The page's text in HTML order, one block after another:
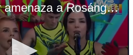
Michelle Soifer amenaza a Rosángela Espinoza